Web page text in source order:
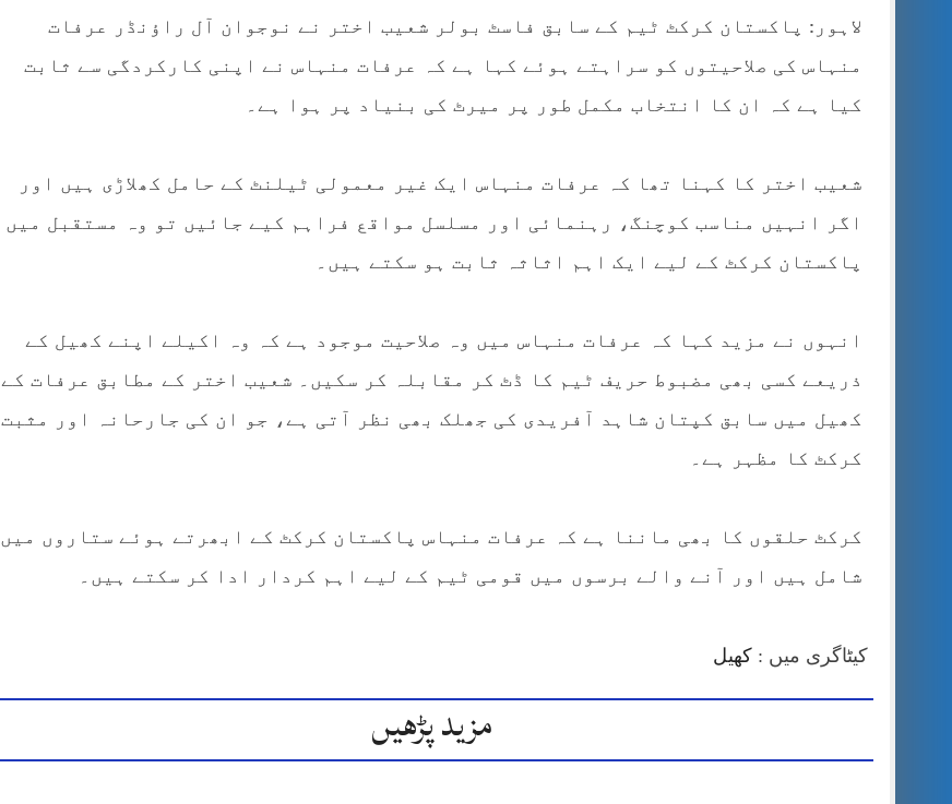
لاہور: پاکستان کرکٹ ٹیم کے سابق فاسٹ بولر شعیب اختر نے نوجوان آل راؤنڈر عرفات
منہاس کی صلاحیتوں کو سراہتے ہوئے کہا ہے کہ عرفات منہاس نے اپنی کارکردگی سے ثابت
کیا ہے کہ ان کا انتخاب مکمل طور پر میرٹ کی بنیاد پر ہوا ہے۔
شعیب اختر کا کہنا تھا کہ عرفات منہاس ایک غیر معمولی ٹیلنٹ کے حامل کھلاڑی ہیں اور
اگر انہیں مناسب کوچنگ، رہنمائی اور مسلسل مواقع فراہم کیے جائیں تو وہ مستقبل میں
پاکستان کرکٹ کے لیے ایک اہم اثاثہ ثابت ہو سکتے ہیں۔
انہوں نے مزید کہا کہ عرفات منہاس میں وہ صلاحیت موجود ہے کہ وہ اکیلے اپنے کھیل کے
ذریعے کسی بھی مضبوط حریف ٹیم کا ڈٹ کر مقابلہ کر سکیں۔ شعیب اختر کے مطابق عرفات کے
کھیل میں سابق کپتان شاہد آفریدی کی جھلک بھی نظر آتی ہے، جو ان کی جارحانہ اور مثبت
کرکٹ کا مظہر ہے۔
کرکٹ حلقوں کا بھی ماننا ہے کہ عرفات منہاس پاکستان کرکٹ کے ابھرتے ہوئے ستاروں میں
شامل ہیں اور آنے والے برسوں میں قومی ٹیم کے لیے اہم کردار ادا کر سکتے ہیں۔
کیٹاگری میں : کھیل
مزید پڑھیں